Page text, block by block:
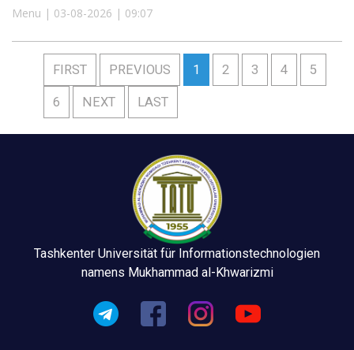
Menu | 03-08-2026 | 09:07
FIRST PREVIOUS 1 2 3 4 5
6 NEXT LAST
Tashkenter Universität für Informationstechnologien
namens Mukhammad al-Khwarizmi